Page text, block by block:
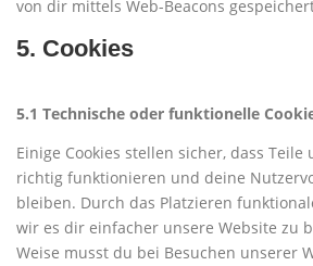
von dir mittels Web-Beacons
5. Cookies
5.1 Technische oder funktionelle
Einige Cookies stellen sicher, dass Teile
richtig funktionieren und deine
bleiben. Durch das Platzieren
wir es dir einfacher unsere Website zu
Weise musst du bei Besuchen unserer